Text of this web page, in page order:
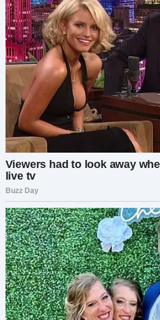
Надо отдать ему должное,
только он встал на колени,
ванну, арбуз сместился, и он
дискомфорта. «Он пытается
Мы с Майей не смогли
Покраска детской стала
крышку гроба.
пытаясь не опрокинуться
комедия чистой воды. К
были в синей краске, арбуз
линии отделки получились
Вечером он рухнул на диван
и всклокоченными волосами.
«Я сдаюсь», — выдавил он. —
имел. Я думал, она просто…
Это какое-то безумие».
Майя подошла и встала
был добрым. «Ничего
важно, чтобы ты это
Стас поднял на неё глаза, и в
появилось что-то новое.